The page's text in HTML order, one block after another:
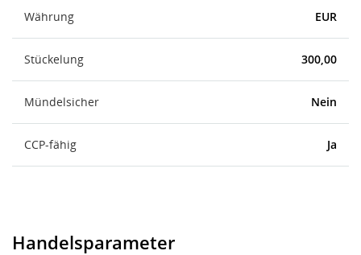
Währung EUR
Stückelung 300,00
Mündelsicher Nein
CCP-fähig Ja
Handelsparameter